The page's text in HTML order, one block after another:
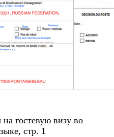
гостевую визу во
стр. 1